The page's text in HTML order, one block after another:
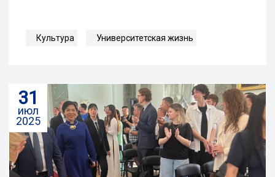
Культура Университетская жизнь
31
июл
2025